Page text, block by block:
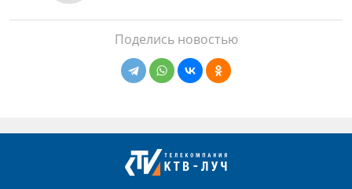
Поделись новостью